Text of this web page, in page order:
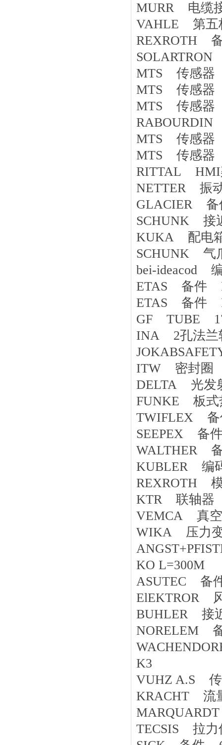
MURR 电缆
VAHLE 第五
REXROTH
MTS 传感器
MTS 传感器
MTS 传感器
MTS 传感器
MTS 传感器
RITTAL HMI
NETTER 振
GLACIER
SCHUNK 接
KUKA 配电
SCHUNK 气
bei-ideacod
ETAS 备件
ETAS 备件
GF TUBE
INA 2孔法兰
ITW 密封圈
DELTA 光发
FUNKE 板式
TWIFLEX 备
SEEPEX 备
WALTHER
KUBLER 编
REXROTH 模
KTR 联轴器
VEMCA 真
WIKA 压力
KO L=300M
ASUTEC 备
ElEKTROR
BUHLER 接
NORELEM
K3
VUHZ A.S
KRACHT 流
TECSIS 拉力